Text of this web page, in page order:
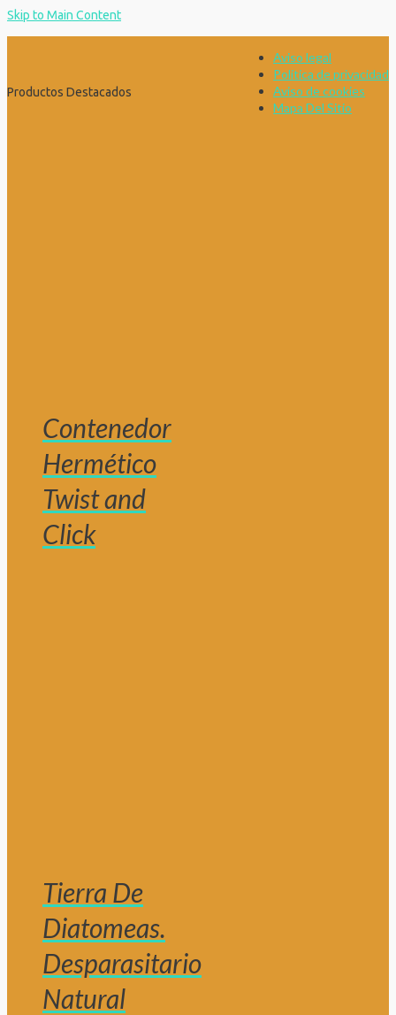
Skip to Main Content
Aviso legal
Política de privacidad
Aviso de cookies
Mapa Del Sitio
Productos Destacados
Contenedor
Hermético
Twist and
Click
Tierra De
Diatomeas.
Desparasitario
Natural